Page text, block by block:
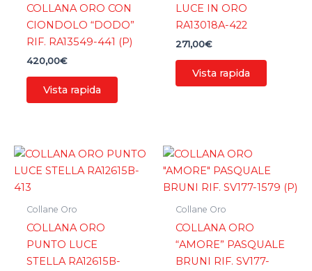
COLLANA ORO CON
CIONDOLO “DODO”
RIF. RA13549-441 (P)
420,00€
Vista rapida
LUCE IN ORO
RA13018A-422
271,00€
Vista rapida
Collane Oro
COLLANA ORO
PUNTO LUCE
STELLA RA12615B-
Collane Oro
COLLANA ORO
“AMORE” PASQUALE
BRUNI RIF. SV177-